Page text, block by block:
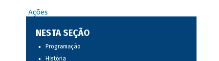
Ações
NESTA SEÇÃO
Programação
História